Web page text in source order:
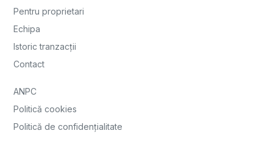
Pentru proprietari
Echipa
Istoric tranzacții
Contact
ANPC
Politică cookies
Politică de confidențialitate